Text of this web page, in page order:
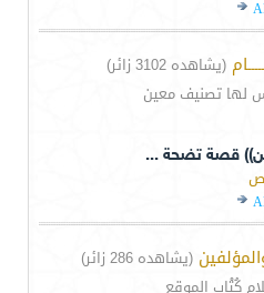
(يشاهده 3102 زائر)
لها تصنيف معين
قصة تضحة ...
(يشاهده 286 زائر)
كُتْاب الموقع